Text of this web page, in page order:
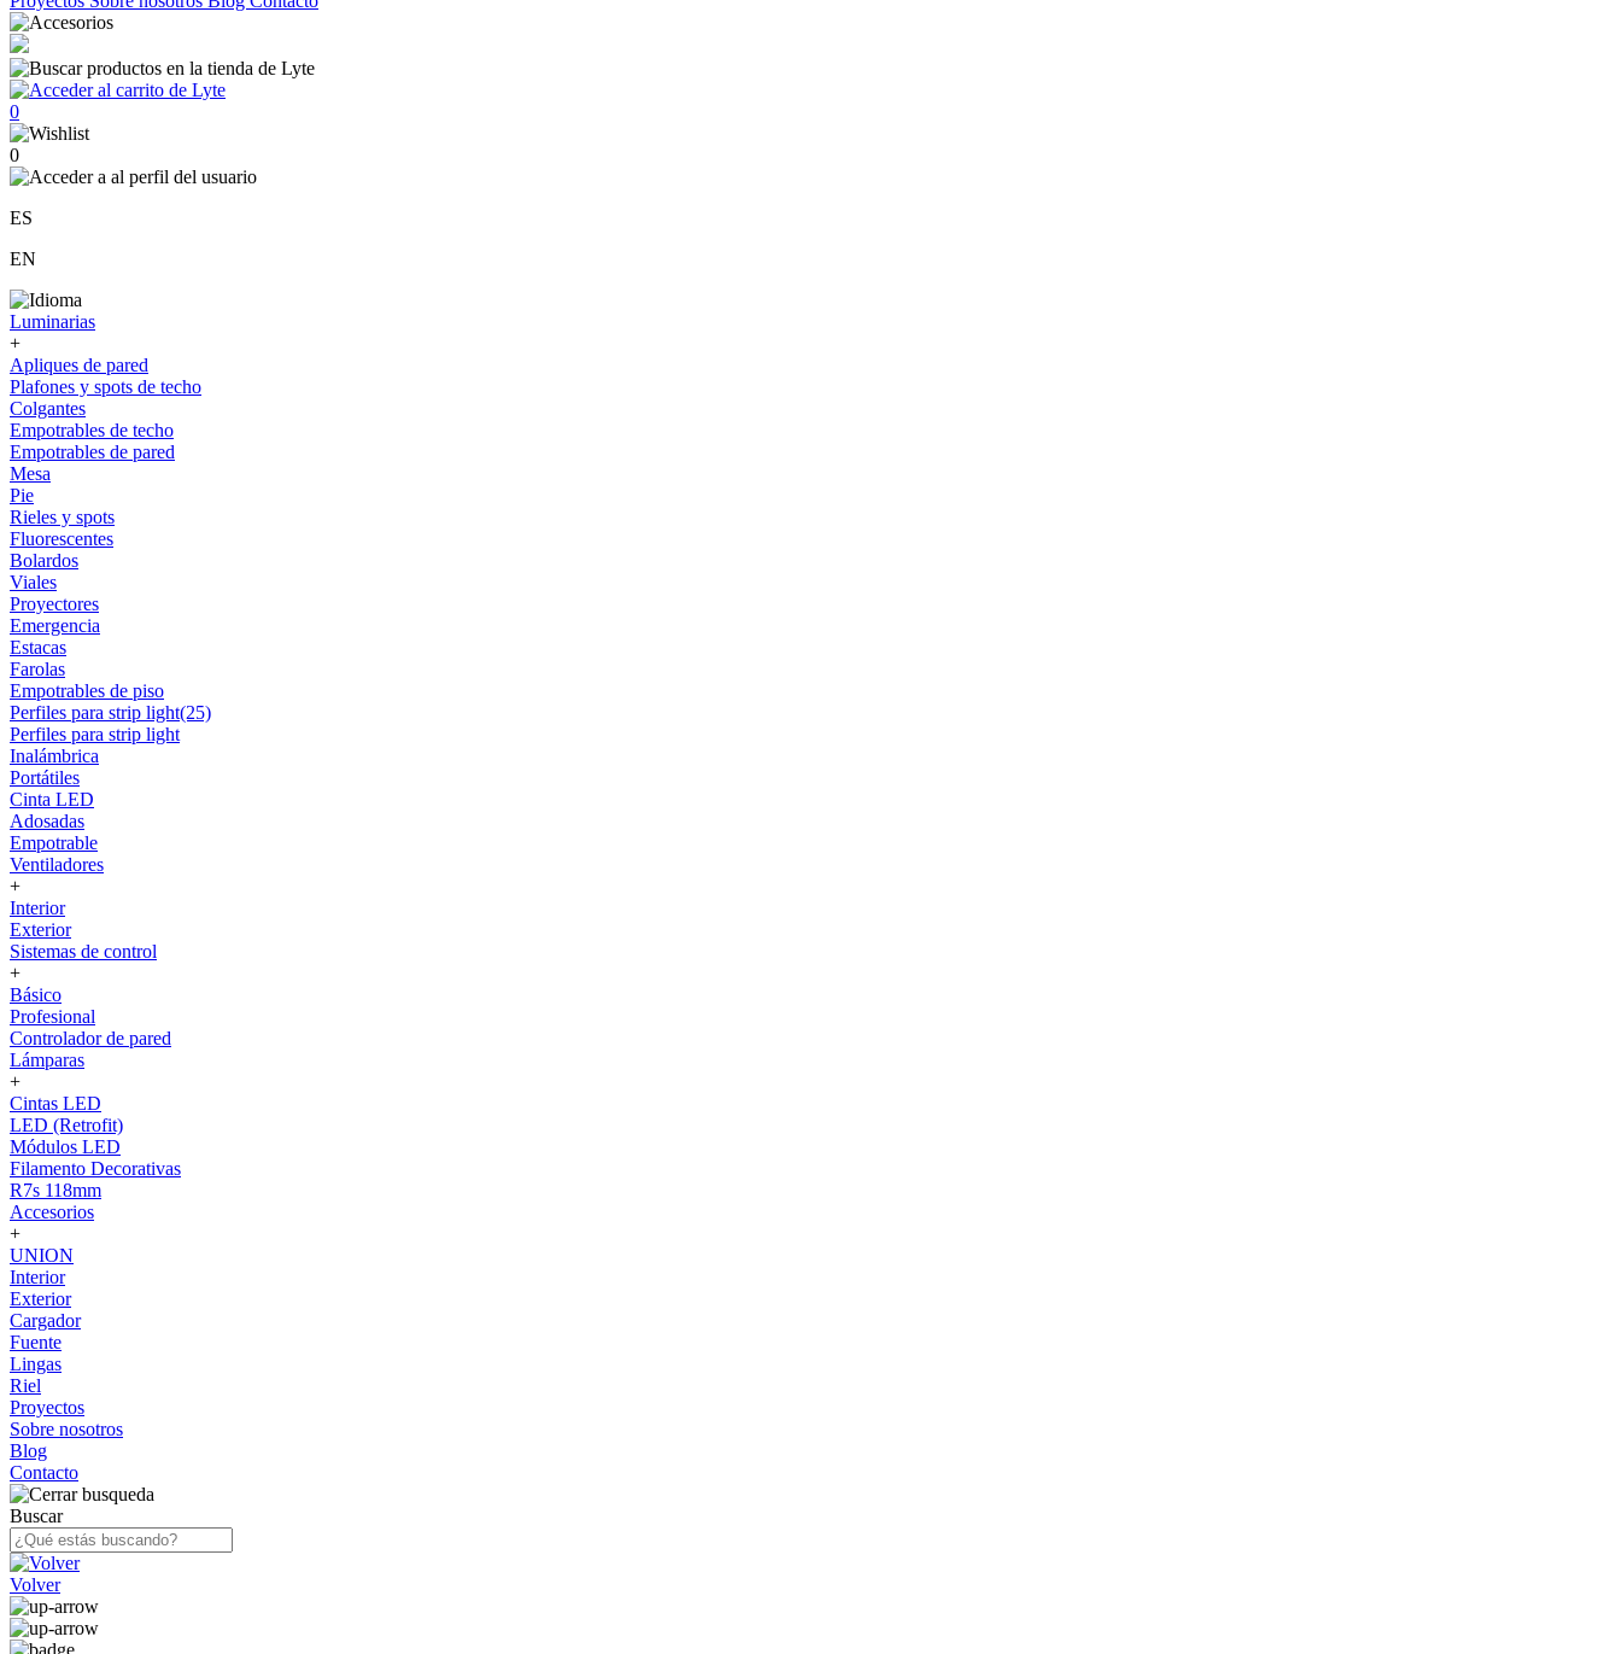
0
0
ES
EN
Luminarias
+
Apliques de pared
Plafones y spots de techo
Colgantes
Empotrables de techo
Empotrables de pared
Mesa
Pie
Rieles y spots
Fluorescentes
Bolardos
Viales
Proyectores
Emergencia
Estacas
Farolas
Empotrables de piso
Perfiles para strip light(25)
Perfiles para strip light
Inalámbrica
Portátiles
Cinta LED
Adosadas
Empotrable
Ventiladores
+
Interior
Exterior
Sistemas de control
+
Básico
Profesional
Controlador de pared
Lámparas
+
Cintas LED
LED (Retrofit)
Módulos LED
Filamento Decorativas
R7s 118mm
Accesorios
+
UNION
Interior
Exterior
Cargador
Fuente
Lingas
Riel
Proyectos
Sobre nosotros
Blog
Contacto
Buscar
Volver